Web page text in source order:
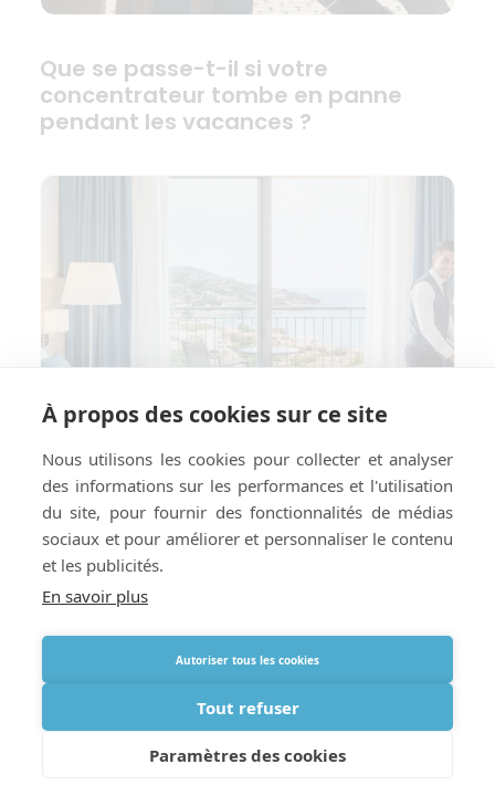
Que se passe-t-il si votre
concentrateur tombe en panne
pendant les vacances ?
Comment préparer votre hôtel ou
location de vacances à la livraison
d’oxygène à l’étranger
À propos des cookies sur ce site
Nous utilisons les cookies pour collecter et analyser
des informations sur les performances et l'utilisation
du site, pour fournir des fonctionnalités de médias
sociaux et pour améliorer et personnaliser le contenu
et les publicités.
En savoir plus
Autoriser tous les cookies
Tout refuser
Paramètres des cookies